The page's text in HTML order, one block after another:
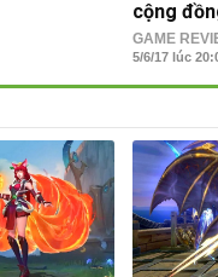
cộng
GAME
5/6/17 lúc